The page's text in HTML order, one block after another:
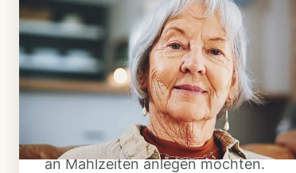
Schritt 1
Klarheit schaffen
Überlegen Sie, ob Ihnen das Essen
täglich verzehrfertig geliefert werden
soll oder Sie sich einen Tiefkühl-Vorrat
an Mahlzeiten anlegen möchten.